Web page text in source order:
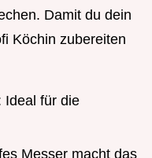
Damit du dein
Köchin zubereiten
Ideal für die
Messer macht das